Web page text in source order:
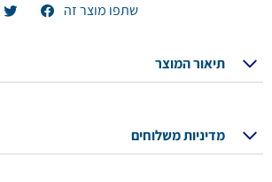
שתפו מוצר זה
תיאור המוצר
מדיניות משלוחים